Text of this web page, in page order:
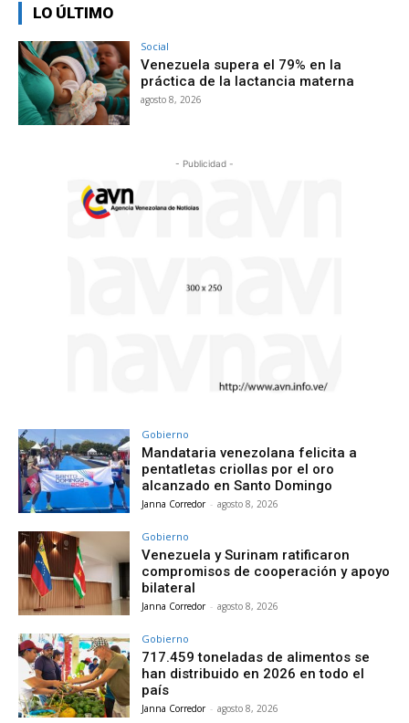
LO ÚLTIMO
Social
Venezuela supera el 79% en la
práctica de la lactancia materna
agosto 8, 2026
- Publicidad -
Gobierno
Mandataria venezolana felicita a
pentatletas criollas por el oro
alcanzado en Santo Domingo
Janna Corredor - agosto 8, 2026
Gobierno
Venezuela y Surinam ratificaron
compromisos de cooperación y apoyo
bilateral
Janna Corredor - agosto 8, 2026
Gobierno
717.459 toneladas de alimentos se
han distribuido en 2026 en todo el
país
Janna Corredor - agosto 8, 2026